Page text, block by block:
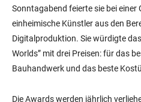
Sonntagabend feierte sie bei
einheimische Künstler aus den
Digitalproduktion. Sie würdigte
Worlds” mit drei Preisen: für das
Bauhandwerk und das beste
Die Awards werden jährlich